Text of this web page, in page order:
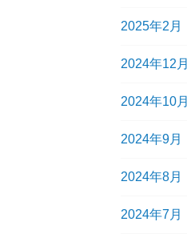
2025年2月
2024年12月
2024年10月
2024年9月
2024年8月
2024年7月